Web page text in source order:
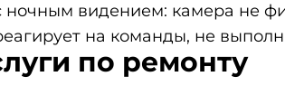
видением: камера не
на команды, не
по ремонту